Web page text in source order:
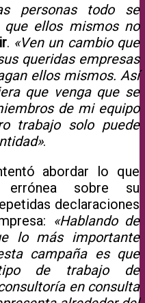
personas todo se
ellos mismos no
. «Ven un cambio que
queridas empresas
ellos mismos. Así
que venga que se
de mi equipo
trabajo solo puede
.
abordar lo que
errónea sobre su
declaraciones
«Hablando de
lo más importante
campaña es que
de trabajo de
en consulta